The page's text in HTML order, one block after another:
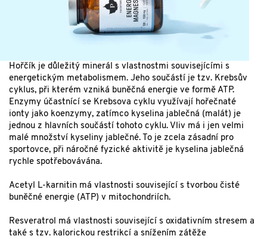
Hořčík je důležitý minerál s vlastnostmi souvisejícími s
energetickým metabolismem. Jeho součástí je tzv. Krebsův
cyklus, při kterém vzniká buněčná energie ve formě ATP.
Enzymy účastnící se Krebsova cyklu využívají hořečnaté
ionty jako koenzymy, zatímco kyselina jablečná (malát) je
jednou z hlavních součástí tohoto cyklu. Vliv má i jen velmi
malé množství kyseliny jablečné. To je zcela zásadní pro
sportovce, při náročné fyzické aktivitě je kyselina jablečná
rychle spotřebovávána.
Acetyl L-karnitin má vlastnosti související s tvorbou čisté
buněčné energie (ATP) v mitochondriích.
Resveratrol má vlastnosti související s oxidativním stresem a
také s tzv. kalorickou restrikcí a snížením zátěže